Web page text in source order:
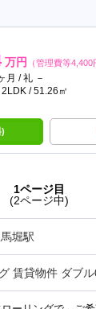
万円 （管理費等4,400
月 / 礼 －
/ 51.26㎡
1ページ目
(2ページ中)
堀駅
賃貸物件 ダブ